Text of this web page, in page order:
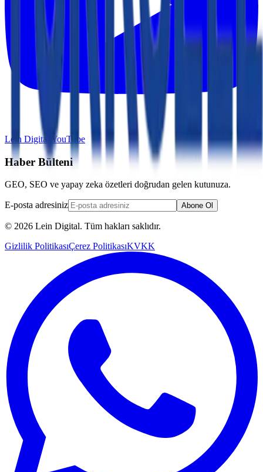
Lein Digital YouTube
Haber Bülteni
GEO, SEO ve yapay zeka özetleri doğrudan gelen kutunuza.
E-posta adresiniz Abone Ol
© 2026 Lein Digital. Tüm hakları saklıdır.
Gizlilik PolitikasıÇerez PolitikasıKVKK